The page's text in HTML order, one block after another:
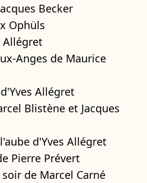
Becker
Ophüls
Allégret
Anges de Maurice
Allégret
Blistène et Jacques
d'Yves Allégret
Pierre Prévert
de Marcel Carné